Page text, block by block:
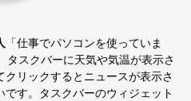
「仕事でパソコンを使っていま
タスクバーに天気や気温が表示さ
リックするとニュースが表示さ
す。タスクバーのウィジェット